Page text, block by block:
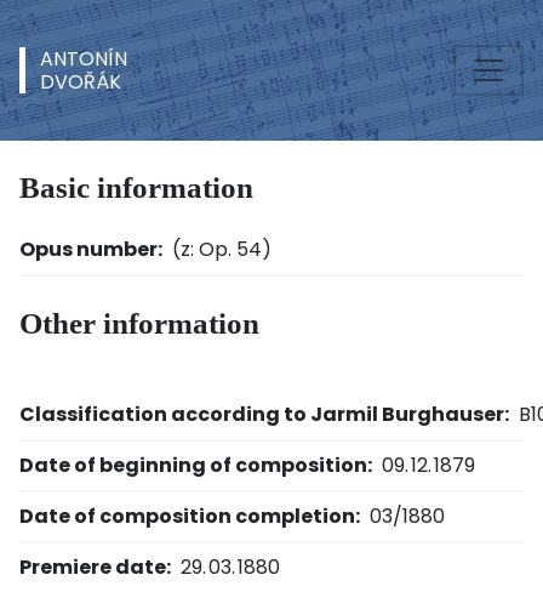
ANTONÍN
DVOŘÁK
Basic information
Opus number: (z: Op. 54)
Other information
Classification according to Jarmil Burghauser:
Date of beginning of composition: 09. 12. 1879
Date of composition completion: 03/1880
Premiere date: 29. 03. 1880